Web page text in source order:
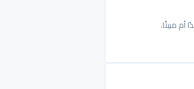
أم مبيتًا.